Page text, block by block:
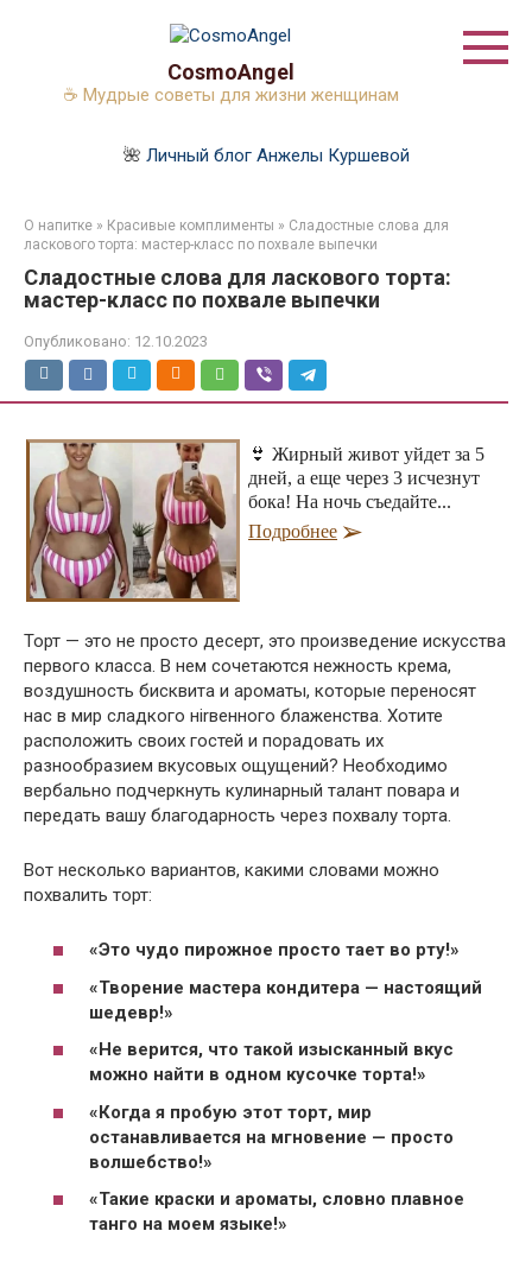
CosmoAngel
☕ Мудрые советы для жизни женщинам
🌺 Личный блог Анжелы Куршевой
О напитке » Красивые комплименты » Сладостные слова для
ласкового торта: мастер-класс по похвале выпечки
Сладостные слова для ласкового торта:
мастер-класс по похвале выпечки
Опубликовано: 12.10.2023
👙 Жирный живот уйдет за 5
дней, а еще через 3 исчезнут
бока! На ночь съедайте...
Подробнее
Торт — это не просто десерт, это произведение искусства
первого класса. В нем сочетаются нежность крема,
воздушность бисквита и ароматы, которые переносят
нас в мир сладкого нirвенного блаженства. Хотите
расположить своих гостей и порадовать их
разнообразием вкусовых ощущений? Необходимо
вербально подчеркнуть кулинарный талант повара и
передать вашу благодарность через похвалу торта.
Вот несколько вариантов, какими словами можно
похвалить торт:
«Это чудо пирожное просто тает во рту!»
«Творение мастера кондитера — настоящий
шедевр!»
«Не верится, что такой изысканный вкус
можно найти в одном кусочке торта!»
«Когда я пробую этот торт, мир
останавливается на мгновение — просто
волшебство!»
«Такие краски и ароматы, словно плавное
танго на моем языке!»